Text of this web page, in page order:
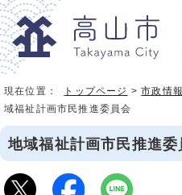
現在位置： トップページ >市政情報
域福祉計画市民推進委員会
地域福祉計画市民推進委